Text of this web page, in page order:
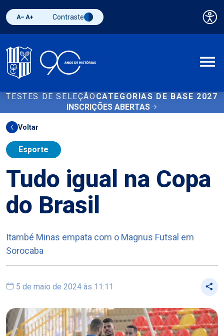
Diminuir fonte
Aumentar fonteAlternar contraste
Contraste
TESTES DE SELEÇÃO CATEGORIAS DE BASE 2027
INSCRIÇÕES ABERTAS
Voltar
Esporte
Tudo igual na Copa
do Brasil
Itambé Minas empata com o Magnus Futsal em
Sorocaba
5 de maio de 2024 às 11:11